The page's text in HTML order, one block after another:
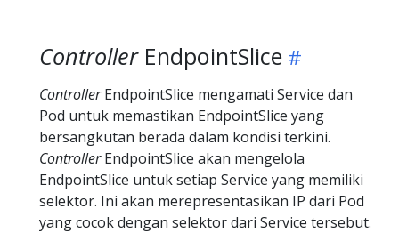
ControllerEndpointSlice
ControllerEndpointSlice mengamati Service dan
Pod untuk memastikan EndpointSlice yang
bersangkutan berada dalam kondisi terkini.
ControllerEndpointSlice akan mengelola
EndpointSlice untuk setiap Service yang memiliki
selektor. Ini akan merepresentasikan IP dari Pod
yang cocok dengan selektor dari Service tersebut.